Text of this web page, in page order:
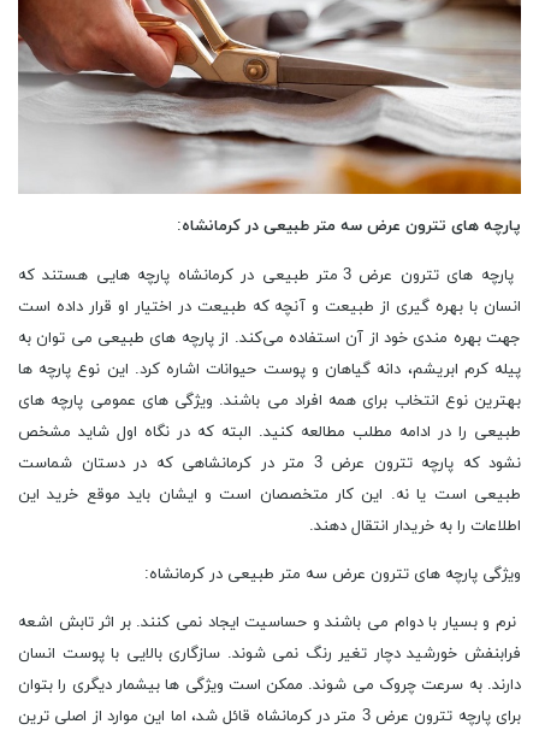
پارچه های تترون عرض سه متر طبیعی در کرمانشاه:
پارچه های تترون عرض 3 متر طبیعی در کرمانشاه پارچه‌ هایی هستند که
انسان با بهره گیری از طبیعت و آنچه که طبیعت در اختیار او قرار داده است
جهت بهره مندی خود از آن استفاده می‌کند. از پارچه های طبیعی می توان به
پیله کرم ابریشم، دانه گیاهان و پوست حیوانات اشاره کرد. این نوع پارچه ها
بهترین نوع انتخاب برای همه افراد می باشند. ویژگی های عمومی پارچه های
طبیعی را در ادامه مطلب مطالعه کنید. البته که در نگاه اول شاید مشخص
نشود که پارچه تترون عرض 3 متر در کرمانشاهی که در دستان شماست
طبیعی است یا نه. این کار متخصصان است و ایشان باید موقع خرید این
اطلاعات را به خریدار انتقال دهند.
ویژگی پارچه های تترون عرض سه متر طبیعی در کرمانشاه:
نرم و بسیار با دوام می باشند و حساسیت ایجاد نمی کنند. بر اثر تابش اشعه
فرابنفش خورشید دچار تغیر رنگ نمی شوند. سازگاری بالایی با پوست انسان
دارند. به سرعت چروک می شوند. ممکن است ویژگی ها بیشمار دیگری را بتوان
برای پارچه تترون عرض 3 متر در کرمانشاه قائل شد، اما این موارد از اصلی ترین